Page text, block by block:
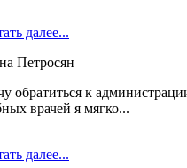
далее...
Петросян
обратиться к
врачей я мягко...
далее...